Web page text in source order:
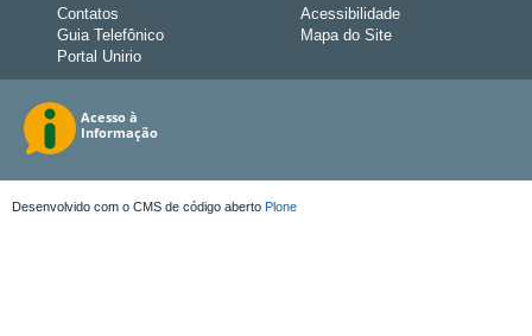
Contatos
Guia Telefônico
Portal Unirio
Acessibilidade
Mapa do Site
Desenvolvido com o CMS de código aberto Plone